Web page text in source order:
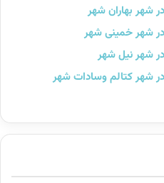
شهر بهاران شهر
شهر خمینی شهر
شهر نیل شهر
شهر کتالم وسادات شهر